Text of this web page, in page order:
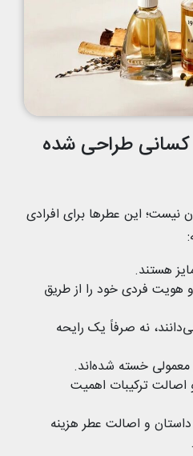
طراحی شده
نیست؛ این عطرها برای افرادی
هستند.
فردی خود را از طریق
نه صرفاً یک رایحه
معمولی خسته شده‌اند.
اصالت ترکیبات اهمیت
و اصالت عطر هزینه